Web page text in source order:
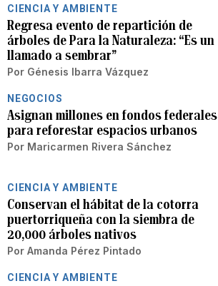
CIENCIA Y AMBIENTE
Regresa evento de repartición de
árboles de Para la Naturaleza: “Es un
llamado a sembrar”
Por Génesis Ibarra Vázquez
NEGOCIOS
Asignan millones en fondos federales
para reforestar espacios urbanos
Por Maricarmen Rivera Sánchez
CIENCIA Y AMBIENTE
Conservan el hábitat de la cotorra
puertorriqueña con la siembra de
20,000 árboles nativos
Por Amanda Pérez Pintado
CIENCIA Y AMBIENTE